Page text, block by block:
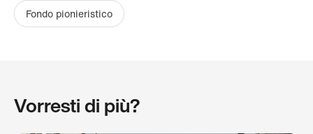
Fondo pionieristico
Vorresti di più?